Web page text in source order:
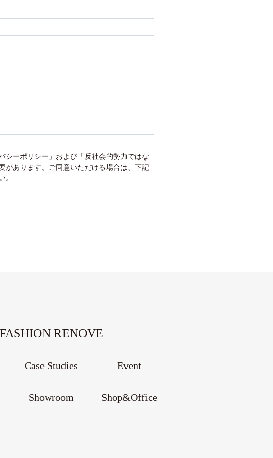
シーポリシー 」および「 反社会的勢力ではな
があります。ご同意いただける場合は、下記
。
FASHION RENOVE
Case Studies Event
Showroom Shop&Office